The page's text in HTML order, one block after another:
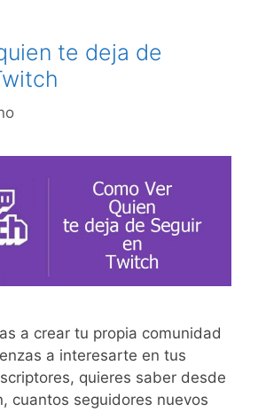
te deja de
a crear tu propia comunidad
a interesarte en tus
quieres saber desde
cuantos seguidores nuevos